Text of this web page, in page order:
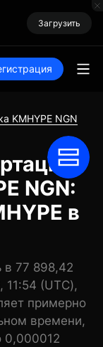
Загрузить
KMHYPE NGN
NGN:
в
в 77 898,42
11:54 (UTC),
примерно
времени,
0,000012